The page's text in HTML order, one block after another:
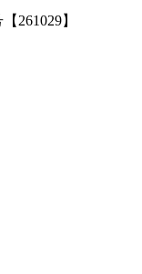
261029】